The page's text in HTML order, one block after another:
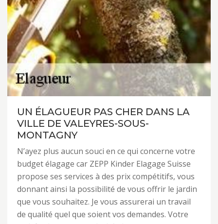
UN ÉLAGUEUR PAS CHER DANS LA
VILLE DE VALEYRES-SOUS-
MONTAGNY
N’ayez plus aucun souci en ce qui concerne votre
budget élagage car ZEPP Kinder Elagage Suisse
propose ses services à des prix compétitifs, vous
donnant ainsi la possibilité de vous offrir le jardin
que vous souhaitez. Je vous assurerai un travail
de qualité quel que soient vos demandes. Votre